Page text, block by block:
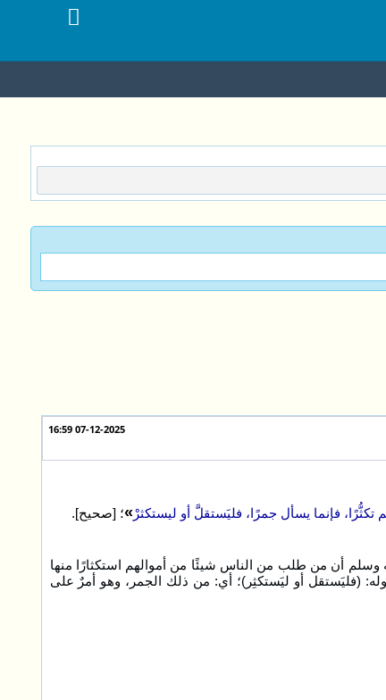
07-12-2025 16:59
فإنما يسأل جمرًا، فليَستقلَّ أو ليستكثرْ»؛ [صحيح].
وسلم أن من طلب من الناس شيئًا من أموالهم استكثارًا منها
(فليَستقل أو ليَستكثِر)؛ أي: من ذلك الجمر، وهو أمرٌ على